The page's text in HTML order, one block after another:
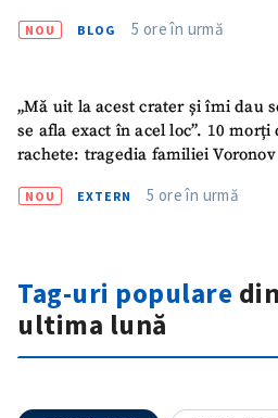
NOU BLOG 5 ore în urmă
„Mă uit la acest crater și îmi dau
se afla exact în acel loc”. 10
rachete: tragedia familiei Voronov
NOU EXTERN 5 ore în urmă
Tag-uri populare din
ultima lună